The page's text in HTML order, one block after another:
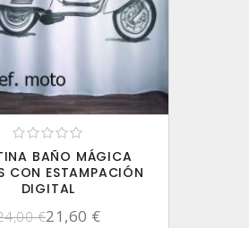
BAÑO MÁGICA
CON ESTAMPACIÓN
DIGITAL
€21,60 €